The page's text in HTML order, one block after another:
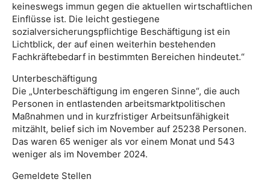
keineswegs immun gegen die aktuellen wirtschaftlichen
Einflüsse ist. Die leicht gestiegene
sozialversicherungspflichtige Beschäftigung ist ein
Lichtblick, der auf einen weiterhin bestehenden
Fachkräftebedarf in bestimmten Bereichen hindeutet.“
Unterbeschäftigung
Die „Unterbeschäftigung im engeren Sinne“, die auch
Personen in entlastenden arbeitsmarktpolitischen
Maßnahmen und in kurzfristiger Arbeitsunfähigkeit
mitzählt, belief sich im November auf 25238 Personen.
Das waren 65 weniger als vor einem Monat und 543
weniger als im November 2024.
Gemeldete Stellen